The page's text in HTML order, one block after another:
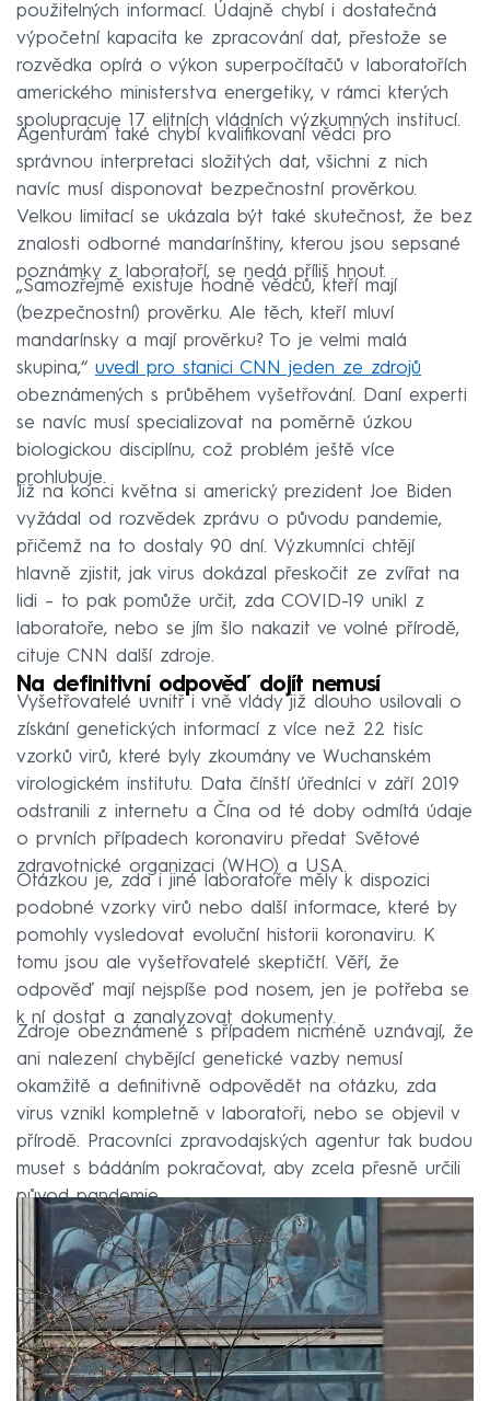
použitelných informací. Údajně chybí i dostatečná
výpočetní kapacita ke zpracování dat, přestože se
rozvědka opírá o výkon superpočítačů v laboratořích
amerického ministerstva energetiky, v rámci kterých
spolupracuje 17 elitních vládních výzkumných institucí.
Agenturám také chybí kvalifikovaní vědci pro
správnou interpretaci složitých dat, všichni z nich
navíc musí disponovat bezpečnostní prověrkou.
Velkou limitací se ukázala být také skutečnost, že bez
znalosti odborné mandarínštiny, kterou jsou sepsané
poznámky z laboratoří, se nedá příliš hnout.
„Samozřejmě existuje hodně vědců, kteří mají
(bezpečnostní) prověrku. Ale těch, kteří mluví
mandarínsky a mají prověrku? To je velmi malá
skupina,“ uvedl pro stanici CNN jeden ze zdrojů
obeznámených s průběhem vyšetřování. Daní experti
se navíc musí specializovat na poměrně úzkou
biologickou disciplínu, což problém ještě více
prohlubuje.
Již na konci května si americký prezident Joe Biden
vyžádal od rozvědek zprávu o původu pandemie,
přičemž na to dostaly 90 dní. Výzkumníci chtějí
hlavně zjistit, jak virus dokázal přeskočit ze zvířat na
lidi – to pak pomůže určit, zda COVID-19 unikl z
laboratoře, nebo se jím šlo nakazit ve volné přírodě,
cituje CNN další zdroje.
Na definitivní odpověď dojít nemusí
Vyšetřovatelé uvnitř i vně vlády již dlouho usilovali o
získání genetických informací z více než 22 tisíc
vzorků virů, které byly zkoumány ve Wuchanském
virologickém institutu. Data čínští úředníci v září 2019
odstranili z internetu a Čína od té doby odmítá údaje
o prvních případech koronaviru předat Světové
zdravotnické organizaci (WHO) a USA.
Otázkou je, zda i jiné laboratoře měly k dispozici
podobné vzorky virů nebo další informace, které by
pomohly vysledovat evoluční historii koronaviru. K
tomu jsou ale vyšetřovatelé skeptičtí. Věří, že
odpověď mají nejspíše pod nosem, jen je potřeba se
k ní dostat a zanalyzovat dokumenty.
Zdroje obeznámené s případem nicméně uznávají, že
ani nalezení chybějící genetické vazby nemusí
okamžitě a definitivně odpovědět na otázku, zda
virus vznikl kompletně v laboratoři, nebo se objevil v
přírodě. Pracovníci zpravodajských agentur tak budou
muset s bádáním pokračovat, aby zcela přesně určili
původ pandemie.